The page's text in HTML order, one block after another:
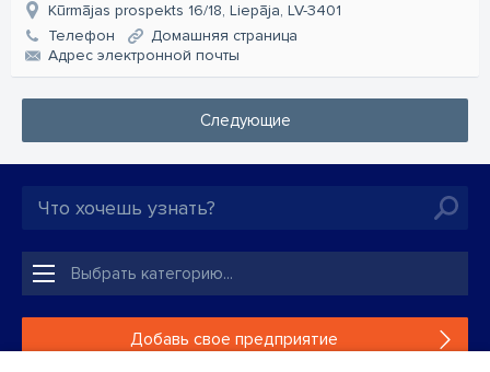
Kūrmājas prospekts 16/18, Liepāja, LV-3401
Телефон
Домашняя страница
Aдрес электронной почты
Следующие
Добавь свое предприятие